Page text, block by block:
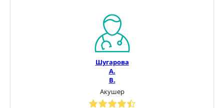
Шугарова
А.
В.
Акушер